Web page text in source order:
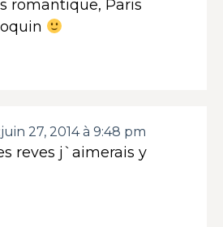
romantique, Paris
juin 27, 2014 à 9:48 pm
reves j`aimerais y